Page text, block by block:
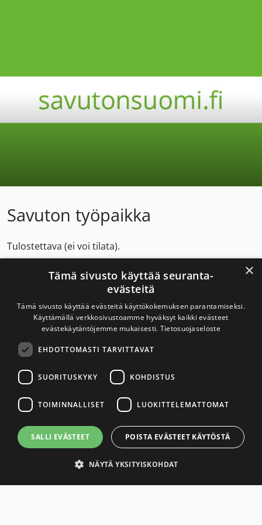
Savuton työpaikka
Tulostettava (ei voi tilata).
Savuton Suomi 2030
Savuton Suomi 2030 -verkoston toiminnan
tavoitteena on tupakaton ja nikotiiniton Suomi.
Yhteystiedot
Tietosuojaseloste
Saavutettavuusseloste
×
Tämä sivusto käyttää seuranta-
evästeitä
Tämä sivusto käyttää evästeitä käyttökokemuksen parantamiseksi.
Käyttämällä verkkosivustoamme hyväksyt kaikki evästeet
evästekäytäntöjemme mukaisesti. Tietosuojaseloste
EHDOTTOMASTI TARVITTAVAT
SUORITUSKYKY KOHDISTUS
TOIMINNALLISET LUOKITTELEMATTOMAT
SALLI EVÄSTEET POISTA EVÄSTEET KÄYTÖSTÄ
NÄYTÄ YKSITYISKOHDAT